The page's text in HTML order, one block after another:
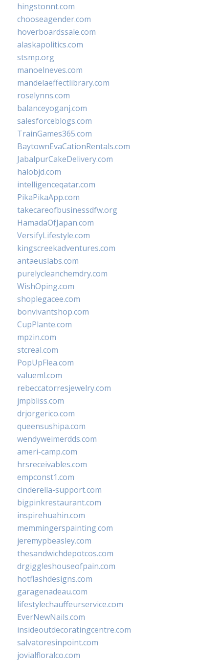
hingstonnt.com
chooseagender.com
hoverboardssale.com
alaskapolitics.com
stsmp.org
manoelneves.com
mandelaeffectlibrary.com
roselynns.com
balanceyoganj.com
salesforceblogs.com
TrainGames365.com
BaytownEvaCationRentals.com
JabalpurCakeDelivery.com
halobjd.com
intelligenceqatar.com
PikaPikaApp.com
takecareofbusinessdfw.org
HamadaOfJapan.com
VersifyLifestyle.com
kingscreekadventures.com
antaeuslabs.com
purelycleanchemdry.com
WishOping.com
shoplegacee.com
bonvivantshop.com
CupPlante.com
mpzin.com
stcreal.com
PopUpFlea.com
valueml.com
rebeccatorresjewelry.com
jmpbliss.com
drjorgerico.com
queensushipa.com
wendyweimerdds.com
ameri-camp.com
hrsreceivables.com
empconst1.com
cinderella-support.com
bigpinkrestaurant.com
inspirehuahin.com
memmingerspainting.com
jeremypbeasley.com
thesandwichdepotcos.com
drgiggleshouseofpain.com
hotflashdesigns.com
garagenadeau.com
lifestylechauffeurservice.com
EverNewNails.com
insideoutdecoratingcentre.com
salvatoresinpoint.com
jovialfloralco.com